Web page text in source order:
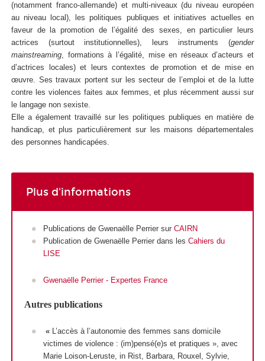
(notamment franco-allemande) et multi-niveaux (du niveau européen
au niveau local), les politiques publiques et initiatives actuelles en
faveur de la promotion de l’égalité des sexes, en particulier leurs
actrices (surtout institutionnelles), leurs instruments (gender
mainstreaming, formations à l’égalité, mise en réseaux d’acteurs et
d’actrices locales) et leurs contextes de promotion et de mise en
œuvre. Ses travaux portent sur les secteur de l’emploi et de la lutte
contre les violences faites aux femmes, et plus récemment aussi sur
le langage non sexiste.
Elle a également travaillé sur les politiques publiques en matière de
handicap, et plus particulièrement sur les maisons départementales
des personnes handicapées.
Plus d'informations
Publications de Gwenaëlle Perrier sur CAIRN
Publication de Gwenaëlle Perrier dans les Cahiers du
LISE
Gwenaëlle Perrier - Expertes France
Autres publications
«
L’accès à l’autonomie des femmes sans domicile
victimes de violence : (im)pensé(e)s et pratiques », avec
Marie Loison-Leruste, in Rist, Barbara, Rouxel, Sylvie,